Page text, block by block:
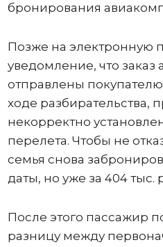
бронирования
Позже на электронную
уведомление, что заказ
отправлены
ходе разбирательства,
некорректно
перелета. Чтобы не
семья снова
даты, но уже за 404 тыс.
После этого пассажир
разницу между